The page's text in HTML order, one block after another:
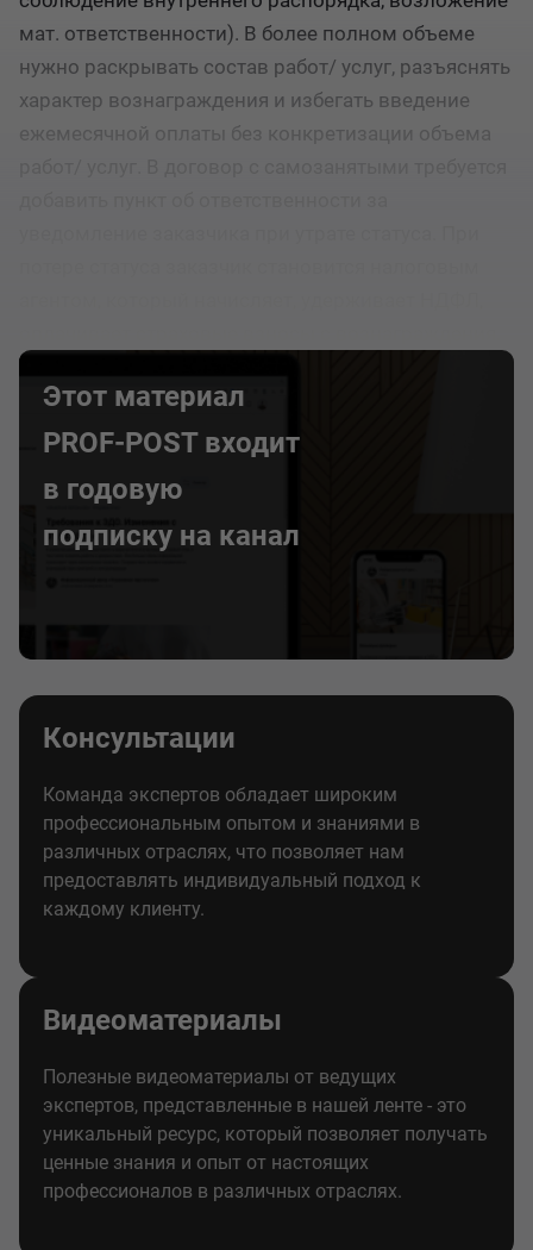
мат. ответственности). В более полном объеме
нужно раскрывать состав работ/ услуг, разъяснять
характер вознаграждения и избегать введение
ежемесячной оплаты без конкретизации объема
Этот материал
PROF-POST входит
в годовую
подписку на канал
Консультации
Команда экспертов обладает широким
профессиональным опытом и знаниями в
различных отраслях, что позволяет нам
предоставлять индивидуальный подход к
каждому клиенту.
Видеоматериалы
Полезные видеоматериалы от ведущих
экспертов, представленные в нашей ленте - это
уникальный ресурс, который позволяет получать
ценные знания и опыт от настоящих
профессионалов в различных отраслях.